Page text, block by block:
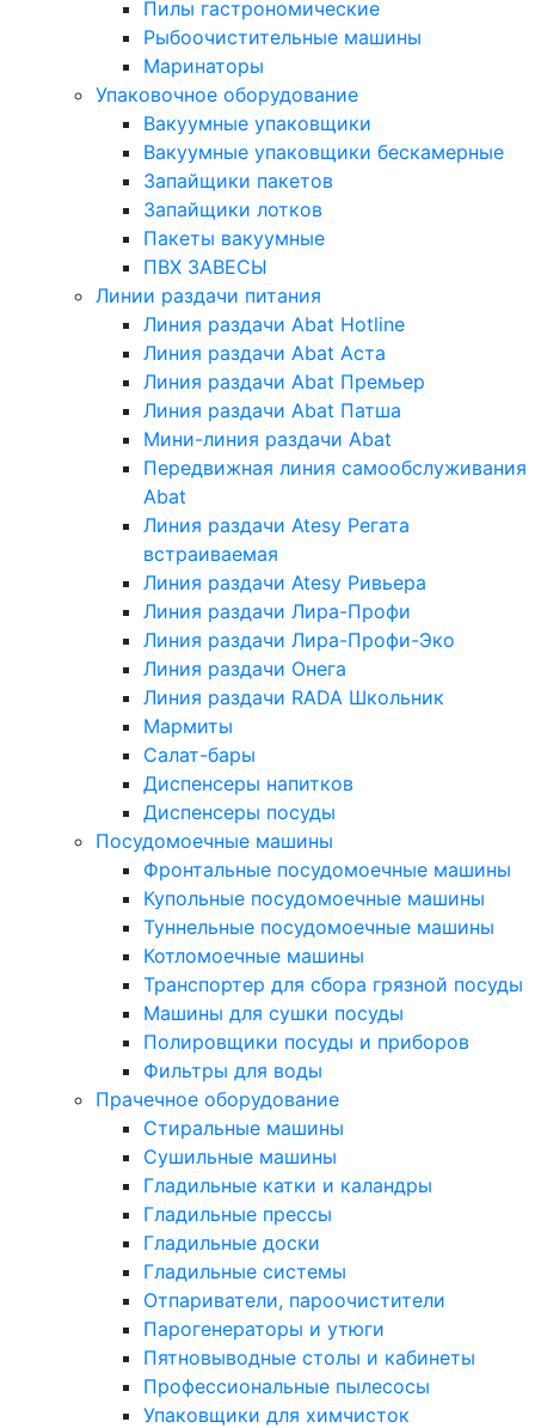
Пилы гастрономические
Рыбоочистительные машины
Маринаторы
Упаковочное оборудование
Вакуумные упаковщики
Вакуумные упаковщики бескамерные
Запайщики пакетов
Запайщики лотков
Пакеты вакуумные
ПВХ ЗАВЕСЫ
Линии раздачи питания
Линия раздачи Abat Hotline
Линия раздачи Abat Аста
Линия раздачи Abat Премьер
Линия раздачи Abat Патша
Мини-линия раздачи Abat
Передвижная линия самообслуживания
Abat
Линия раздачи Atesy Регата
встраиваемая
Линия раздачи Atesy Ривьера
Линия раздачи Лира-Профи
Линия раздачи Лира-Профи-Эко
Линия раздачи Онега
Линия раздачи RADA Школьник
Мармиты
Салат-бары
Диспенсеры напитков
Диспенсеры посуды
Посудомоечные машины
Фронтальные посудомоечные машины
Купольные посудомоечные машины
Туннельные посудомоечные машины
Котломоечные машины
Транспортер для сбора грязной посуды
Машины для сушки посуды
Полировщики посуды и приборов
Фильтры для воды
Прачечное оборудование
Стиральные машины
Сушильные машины
Гладильные катки и каландры
Гладильные прессы
Гладильные доски
Гладильные системы
Отпариватели, пароочистители
Парогенераторы и утюги
Пятновыводные столы и кабинеты
Профессиональные пылесосы
Упаковщики для химчисток